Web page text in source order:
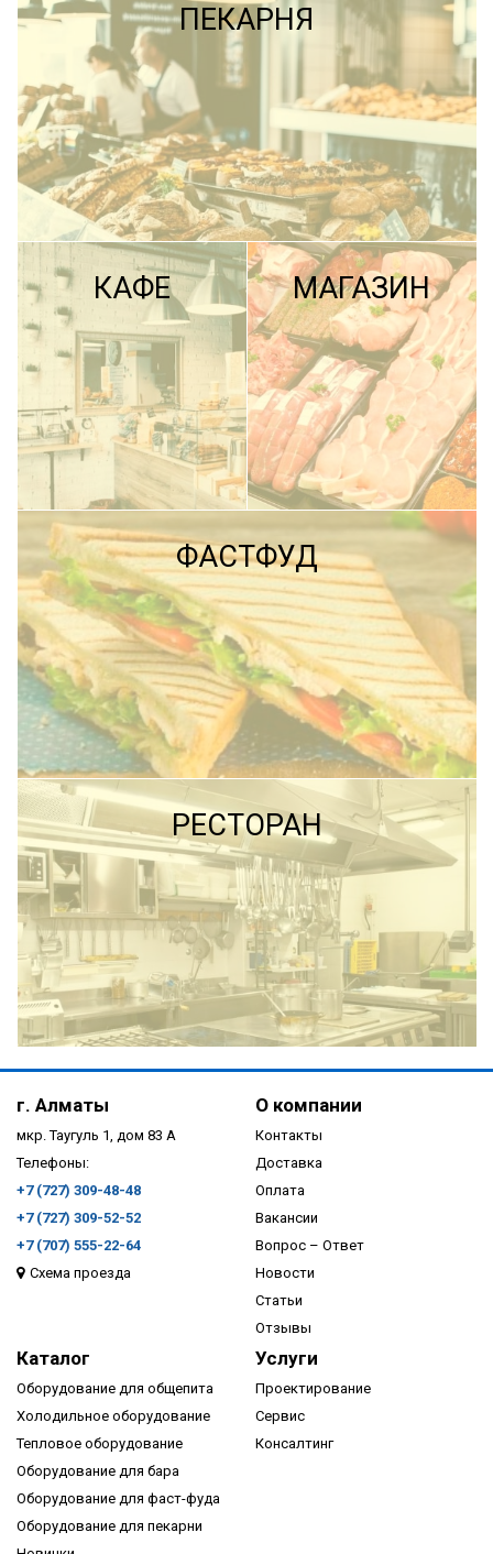
ПЕКАРНЯ
ПОДРОБНЕЕ
КАФЕ
ПОДРОБНЕЕ
МАГАЗИН
ПОДРОБНЕЕ
ФАСТФУД
ПОДРОБНЕЕ
РЕСТОРАН
ПОДРОБНЕЕ
г. Алматы
мкр. Таугуль 1, дом 83 А
Телефоны:
+7 (727) 309-48-48
+7 (727) 309-52-52
+7 (707) 555-22-64
Схема проезда
О компании
Контакты
Доставка
Оплата
Вакансии
Вопрос – Ответ
Новости
Статьи
Отзывы
Каталог
Оборудование для общепита
Холодильное оборудование
Тепловое оборудование
Оборудование для бара
Оборудование для фаст-фуда
Оборудование для пекарни
Услуги
Проектирование
Сервис
Консалтинг